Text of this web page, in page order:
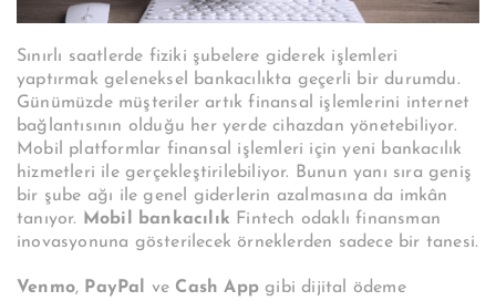
Sınırlı saatlerde fiziki şubelere giderek işlemleri
yaptırmak geleneksel bankacılıkta geçerli bir durumdu.
Günümüzde müşteriler artık finansal işlemlerini internet
bağlantısının olduğu her yerde cihazdan yönetebiliyor.
Mobil platformlar finansal işlemleri için yeni bankacılık
hizmetleri ile gerçekleştirilebiliyor. Bunun yanı sıra geniş
bir şube ağı ile genel giderlerin azalmasına da imkân
tanıyor.
Mobil bankacılık Fintech odaklı finansman
inovasyonuna gösterilecek örneklerden sadece bir tanesi.
Venmo, PayPal ve Cash App gibi dijital ödeme